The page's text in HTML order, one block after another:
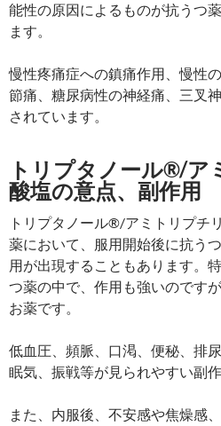
能性の原因によるものが抗うつ
ます。
慢性疼痛症への鎮痛作用、慢性
節痛、糖尿病性の神経痛、三叉
されています。
トリプタノール®/ア
酸塩の意点、副作用
トリプタノール®/アミトリプチ
薬において、服用開始後に抗う
用が出現することもあります。
つ薬の中で、作用も強いのです
お薬です。
低血圧、頻脈、口渇、便秘、排
眠気、振戦等が見られやすい副作
また、内服後、不安感や焦燥感